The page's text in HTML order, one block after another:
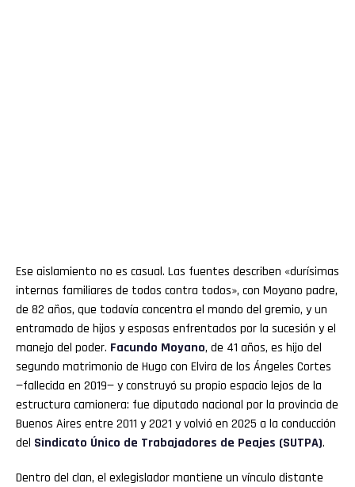
Ese aislamiento no es casual. Las fuentes describen «durísimas
internas familiares de todos contra todos», con Moyano padre,
de 82 años, que todavía concentra el mando del gremio, y un
entramado de hijos y esposas enfrentados por la sucesión y el
manejo del poder. Facundo Moyano, de 41 años, es hijo del
segundo matrimonio de Hugo con Elvira de los Ángeles Cortes
—fallecida en 2019— y construyó su propio espacio lejos de la
estructura camionera: fue diputado nacional por la provincia de
Buenos Aires entre 2011 y 2021 y volvió en 2025 a la conducción
del Sindicato Único de Trabajadores de Peajes (SUTPA).
Dentro del clan, el exlegislador mantiene un vínculo distante